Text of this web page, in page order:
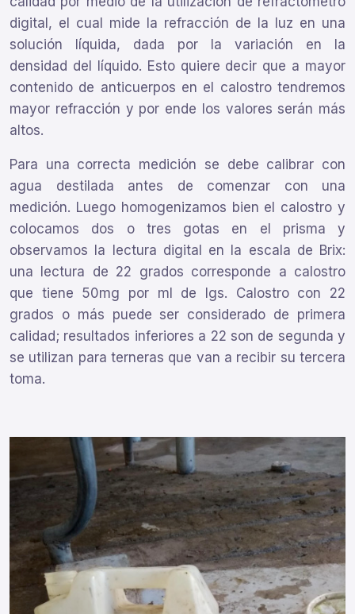
digital, el cual mide la refracción de la luz en una
solución líquida, dada por la variación en la
densidad del líquido. Esto quiere decir que a mayor
contenido de anticuerpos en el calostro tendremos
mayor refracción y por ende los valores serán más
altos.
Para una correcta medición se debe calibrar con
agua destilada antes de comenzar con una
medición. Luego homogenizamos bien el calostro y
colocamos dos o tres gotas en el prisma y
observamos la lectura digital en la escala de Brix:
una lectura de 22 grados corresponde a calostro
que tiene 50mg por ml de Igs. Calostro con 22
grados o más puede ser considerado de primera
calidad; resultados inferiores a 22 son de segunda y
se utilizan para terneras que van a recibir su tercera
toma.